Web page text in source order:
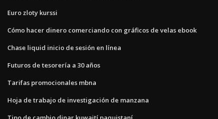
Euro zloty kurssi
Cómo hacer dinero comerciando con gráficos de velas ebook
Chase liquid inicio de sesión en línea
Futuros de tesorería a 30 años
Tarifas promocionales mbna
Hoja de trabajo de investigación de manzana